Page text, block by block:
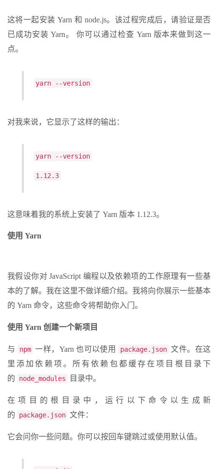
这将一起安装 Yarn 和 node.js。该过程完成后，请验证是否
已成功安装 Yarn。 你可以通过检查 Yarn 版本来做到这一
点。
yarn --version
对我来说，它显示了这样的输出：
yarn --version
1.12.3
这意味着我的系统上安装了 Yarn 版本 1.12.3。
使用 Yarn
我假设你对 JavaScript 编程以及依赖项的工作原理有一些基
本的了解。我在这里不做详细介绍。我将向你展示一些基本
的 Yarn 命令，这些命令将帮助你入门。
使用 Yarn 创建一个新项目
与 npm 一样，Yarn 也可以使用 package.json 文件。在这
里添加依赖项。所有依赖包都缓存在项目根目录下
的
node_modules 目录中。
在项目的根目录中，运行以下命令以生成新
的
package.json 文件：
它会问你一些问题。你可以按回车键跳过或使用默认值。